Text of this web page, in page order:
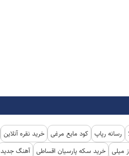
رسانه رپاپ کود مایع مرغی خرید نقره آنلاین
میلی خرید سکه پارسیان اقساطی آهنگ جدید